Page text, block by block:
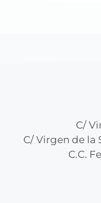
C/
C/ Virgen de la
C.C.